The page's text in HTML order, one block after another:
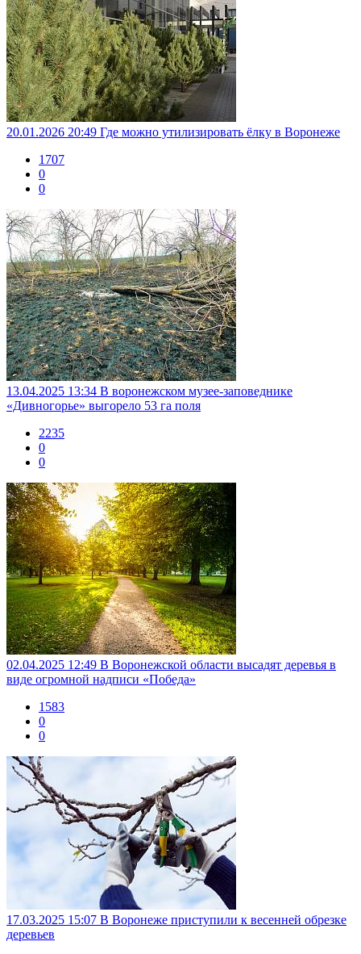
20.01.2026 20:49 Где можно утилизировать ёлку в Воронеже
1707
0
0
13.04.2025 13:34 В воронежском музее-заповеднике
«Дивногорье» выгорело 53 га поля
2235
0
0
02.04.2025 12:49 В Воронежской области высадят деревья в
виде огромной надписи «Победа»
1583
0
0
17.03.2025 15:07 В Воронеже приступили к весенней обрезке
деревьев